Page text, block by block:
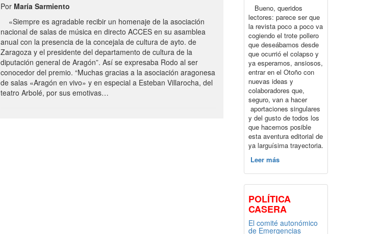
Por María Sarmiento
«Siempre es agradable recibir un homenaje de la asociación
nacional de salas de música en directo ACCES en su asamblea
anual con la presencia de la concejala de cultura de ayto. de
Zaragoza y el presidente del departamento de cultura de la
diputación general de Aragón”. Así se expresaba Rodo al ser
conocedor del premio. “Muchas gracias a la asociación aragonesa
de salas «Aragón en vivo» y en especial a Esteban Villarocha, del
teatro Arbolé, por sus emotivas…
Bueno, queridos
lectores: parece ser que
la revista poco a poco va
cogiendo el trote pollero
que deseábamos desde
que ocurrió el colapso y
ya esperamos, ansiosos,
entrar en el Otoño con
nuevas ideas y
colaboradores que,
seguro, van a hacer
aportaciones singulares
y del gusto de todos los
que hacemos posible
esta aventura editorial de
ya larguísima trayectoria.
Leer más
POLÍTICA
CASERA
El comité autonómico
de Emergencias